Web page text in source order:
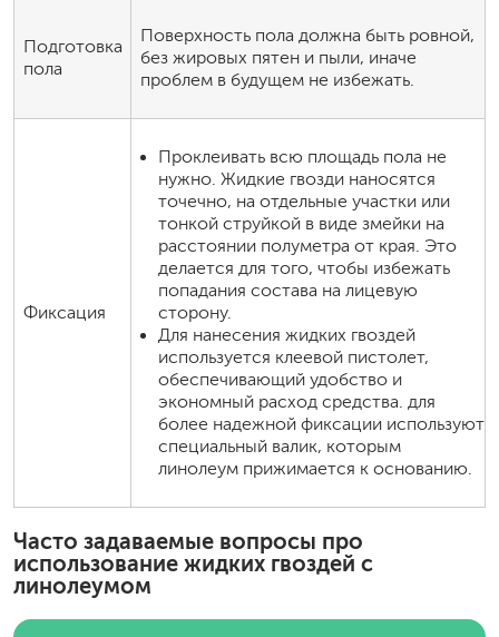
Подготовка
пола
Поверхность пола должна быть ровной,
без жировых пятен и пыли, иначе
проблем в будущем не избежать.
Фиксация
Проклеивать всю площадь пола не
нужно. Жидкие гвозди наносятся
точечно, на отдельные участки или
тонкой струйкой в виде змейки на
расстоянии полуметра от края. Это
делается для того, чтобы избежать
попадания состава на лицевую
сторону.
Для нанесения жидких гвоздей
используется клеевой пистолет,
обеспечивающий удобство и
экономный расход средства. для
более надежной фиксации используют
специальный валик, которым
линолеум прижимается к основанию.
Часто задаваемые вопросы про
использование жидких гвоздей с
линолеумом